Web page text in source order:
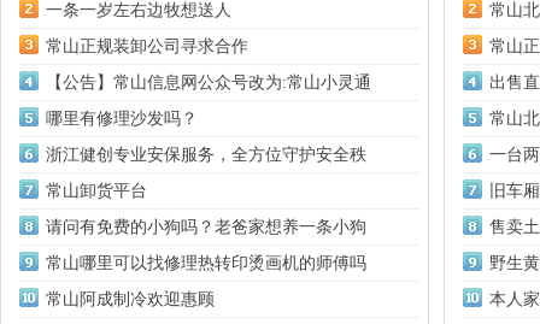
一条一岁左右边牧想送人
常山正规装卸公司寻求合作
【公告】常山信息网公众号改为:常山小灵通
哪里有修理沙发吗？
浙江健创专业安保服务，全方位守护安全秩
常山卸货平台
请问有免费的小狗吗？老爸家想养一条小狗
常山哪里可以找修理热转印烫画机的师傅吗
常山阿成制冷欢迎惠顾
常山
常山
出售
常山
一台
旧车
售卖
野生
本人